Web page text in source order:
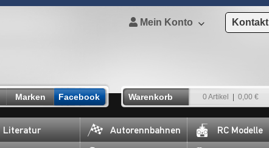
Mein Konto Kontakt
Marken Facebook Warenkorb 0 Artikel 0,00 €
Literatur Autorennbahnen RC Modelle